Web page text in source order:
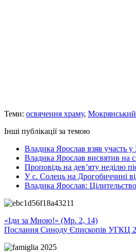
Теми: освячення храму, Мокрянський
Інші публікації за темою
Владика Ярослав взяв участь
Владика Ярослав висвятив на
Проповідь на дев’яту неділю
У с. Солець на Дрогобиччині
Владика Ярослав:
«Іди за Мною!» (Мр. 2, 14)
Послання Синоду Єпископів УГКЦ